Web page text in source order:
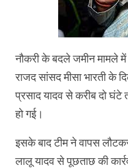
नौकरी के बदले जमीन मामले
राजद सांसद मीसा भारती के
प्रसाद यादव से करीब दो
हो गई।
इसके बाद टीम ने वापस
लालू यादव से पूछताछ की